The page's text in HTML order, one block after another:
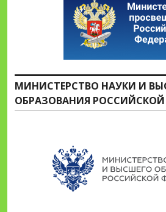
МИНИСТЕРСТВО НАУКИ И
ОБРАЗОВАНИЯ